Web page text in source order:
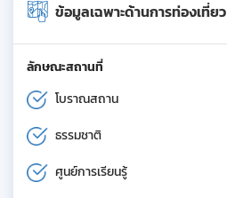
ข้อมูลเฉพาะด้านการท่องเที่ยว
ลักษณะสถานที่
โบราณสถาน
ธรรมชาติ
ศูนย์การเรียนรู้